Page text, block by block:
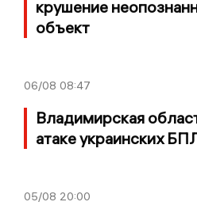
крушение
объект
06/08 08:47
Владимирская
атаке украинских
05/08 20:00